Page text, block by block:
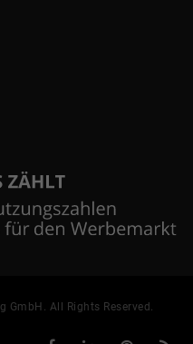
GmbH. All Rights Reserved.